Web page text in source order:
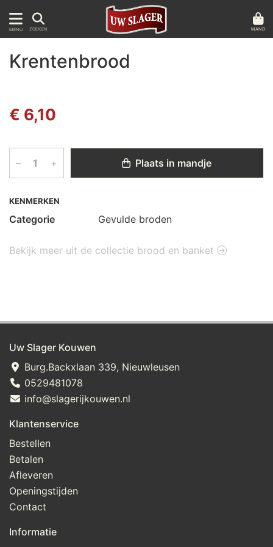
MENU ZOEKEN MAND
Krentenbrood
€ 6,10
– + Plaats in mandje
KENMERKEN
Categorie Gevulde broden
Bekijk meer uit de collectie brood en banket
Uw Slager Kouwen
Burg.Backxlaan 339, Nieuwleusen
0529481078
info@slagerijkouwen.nl
Klantenservice
Bestellen
Betalen
Afleveren
Openingstijden
Contact
Informatie